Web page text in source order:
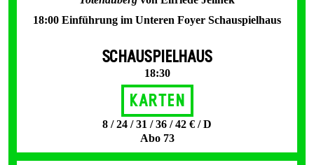
18:00 Einführung im Unteren Foyer Schauspielhaus
SCHAUSPIELHAUS
18:30
Karten
8 / 24 / 31 / 36 / 42 € / D
Abo 73